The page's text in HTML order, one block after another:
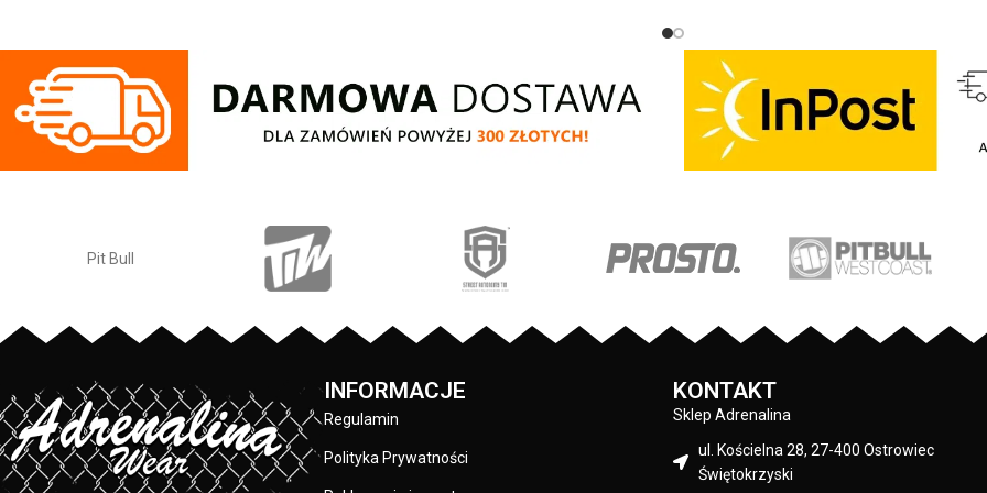
najwyższego komfortu użytkowania -
wypukłe logo PITBULL umieszczone na
szerokim pasie z przodu - użyte
materiały: pianka EVA
szerokim pasie z przodu - użyte
materiały: pianka EVA
wykonany z miękkiego, wytrzymałego
materiału, a płaska podeszwa i
elastyczna konstrukcja zadba o idealne
dopasowanie do kształtu stopy. Prosty i
uniwersalny design pozwala puścić
wodzę wyobraźni przy zestawianiu
wybierasz się na plażę, czy jesteś
miejskim turystą, czy nie wybierasz się
INFORMACJE
Regulamin
Polityka Prywatności
KONTAKT
Sklep Adrenalina
ul. Kościelna 28, 27-400 Ostrowiec
Świętokrzyski